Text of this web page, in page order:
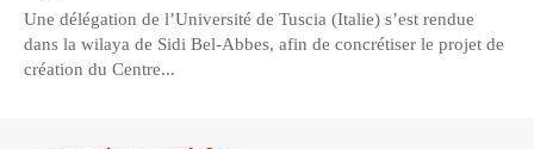
Une délégation de l’Université de Tuscia (Italie) s’est rendue
dans la wilaya de Sidi Bel-Abbes, afin de concrétiser le projet de
création du Centre...